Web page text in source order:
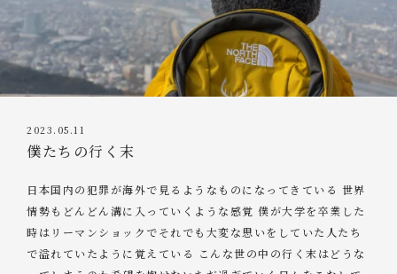
2023.05.11
僕たちの行く末
日本国内の犯罪が海外で見るようなものになってきている 世界
情勢もどんどん溝に入っていくような感覚 僕が大学を卒業した
時はリーマンショックでそれでも大変な思いをしていた人たち
で溢れていたように覚えている こんな世の中の行く末はどうな